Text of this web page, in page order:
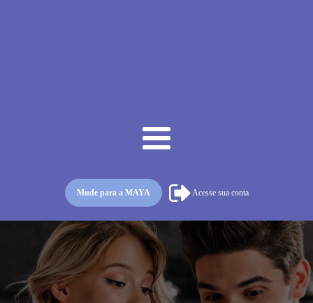
Mude para a MAYA Acesse sua conta